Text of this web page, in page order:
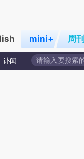
mini+ 周刊
讣闻